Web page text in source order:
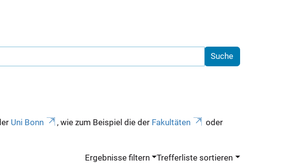
Uni Bonn , wie zum Beispiel die der Fakultäten
oder
Ergebnisse filtern Trefferliste sortieren